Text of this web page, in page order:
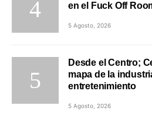
en el Fuck Off
5 Agosto, 2026
Desde el Centro;
mapa de la
entretenimiento
5 Agosto, 2026